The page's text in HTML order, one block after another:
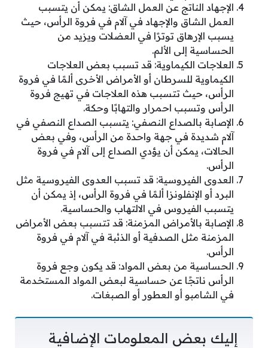
الإجهاد الناتج عن العمل الشاق: يمكن أن يتسبب
العمل الشاق والإجهاد في آلام في فروة الرأس، حيث
يسبب الإرهاق توترًا في العضلات ويزيد من
الحساسية إلى الألم.
العلاجات الكيماوية: قد تسبب بعض العلاجات
الكيماوية للسرطان أو الأمراض الأخرى ألمًا في فروة
الرأس، حيث تتسبب هذه العلاجات في تهيج فروة
الرأس وتسبب احمرار والتهابًا وحكة.
الإصابة بالصداع النصفي: يتسبب الصداع النصفي في
آلام شديدة في جهة واحدة من الرأس، وفي بعض
الحالات، يمكن أن يؤدي الصداع إلى آلام في فروة
الرأس.
العدوى الفيروسية: قد تسبب العدوى الفيروسية مثل
البرد أو الإنفلونزا ألمًا في فروة الرأس، إذ يمكن أن
يتسبب الفيروس في الالتهاب والحساسية.
الإصابة بالأمراض المزمنة: قد تتسبب بعض الأمراض
المزمنة مثل الصدفية أو الذئبة في آلام في فروة
الرأس.
الحساسية من بعض المواد: قد يكون وجع فروة
الرأس ناتجًا عن حساسية لبعض المواد المستخدمة
في الشامبو أو العطور أو الصبغات.
إليك بعض المعلومات الإضافية